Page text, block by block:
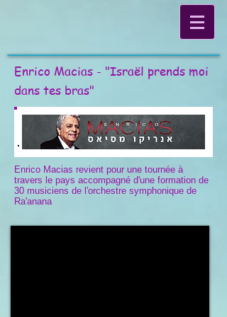
Enrico Macias - "Israël prends moi
dans tes bras"
Enrico Macias revient pour une tournée à
travers le pays accompagné d'une formation de
30 musiciens de l'orchestre symphonique de
Ra'anana